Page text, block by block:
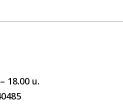
18.00 น.